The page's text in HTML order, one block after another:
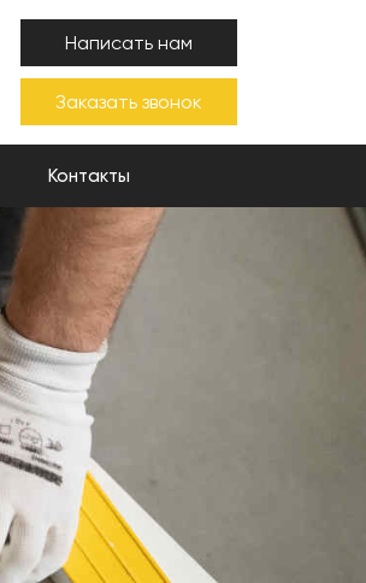
Написать нам
Заказать звонок
Контакты